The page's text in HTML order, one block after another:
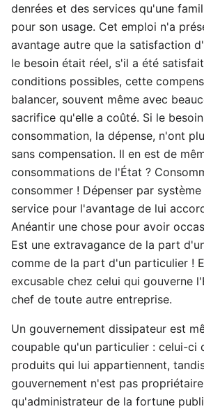
denrées et des services qu'une
pour son usage. Cet emploi n'a
avantage autre que la satisfaction
le besoin était réel, s'il a été
conditions possibles, cette
balancer, souvent même avec
sacrifice qu'elle a coûté. Si le
consommation, la dépense, n'ont
sans compensation. Il en est de
consommations de l'État ?
consommer ! Dépenser par système
service pour l'avantage de lui
Anéantir une chose pour avoir
Est une extravagance de la part
comme de la part d'un particulier !
excusable chez celui qui gouverne
chef de toute autre entreprise.
Un gouvernement dissipateur est
coupable qu'un particulier : celui-ci
produits qui lui appartiennent,
gouvernement n'est pas
qu'administrateur de la fortune